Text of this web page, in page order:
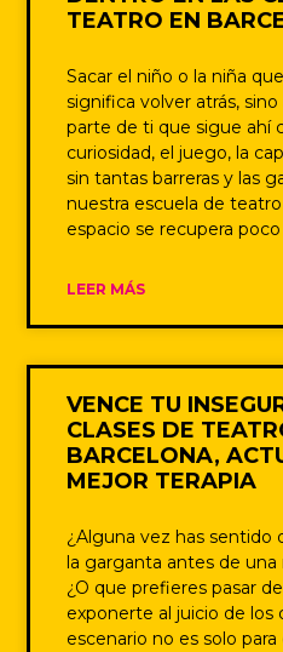
TEATRO EN
Sacar el niño o la niña
significa volver atrás,
parte de ti que sigue ahí
curiosidad, el juego, la
sin tantas barreras y las
nuestra escuela de
espacio se recupera poco
LEER MÁS
VENCE TU
CLASES DE
BARCELONA,
MEJOR TERAPIA
¿Alguna vez has sentido
la garganta antes de
¿O que prefieres pasar
exponerte al juicio de los
escenario no es solo